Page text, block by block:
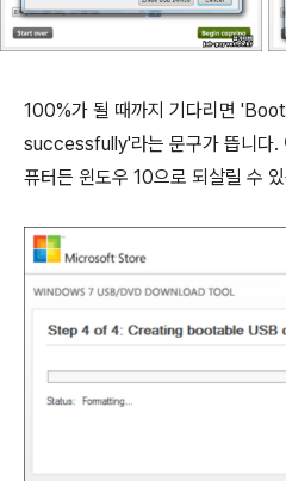
100%가 될 때까지 기다리면
successfully'라는 문구가 뜹니다.
퓨터든 윈도우 10으로 되살릴 수